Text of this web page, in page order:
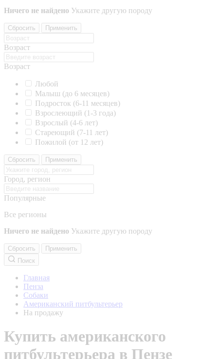
Ничего не найдено Укажите другую породу
Сбросить Применить
Возраст
Возраст
Любой
Малыш (до 6 месяцев)
Подросток (6-11 месяцев)
Взрослеющий (1-3 года)
Взрослый (4-6 лет)
Стареющий (7-11 лет)
Пожилой (от 12 лет)
Сбросить Применить
Город, регион
Популярные
Все регионы
Ничего не найдено Укажите другую породу
Сбросить
Применить
Поиск
Главная
Пенза
Собаки
Американский питбультерьер
На продажу
Купить американского
питбультерьера в Пензе